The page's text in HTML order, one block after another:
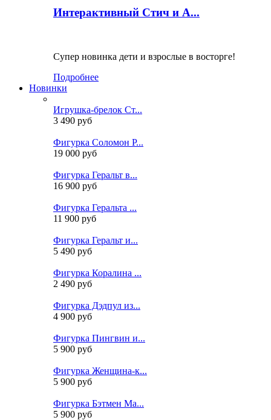
Интерактивный Стич и А...
Супер новинка дети и взрослые в восторге!
Подробнее
Новинки
Игрушка-брелок Ст...
3 490 руб
Фигурка Соломон Р...
19 000 руб
Фигурка Геральт в...
16 900 руб
Фигурка Геральта ...
11 900 руб
Фигурка Геральт и...
5 490 руб
Фигурка Коралина ...
2 490 руб
Фигурка Дэдпул из...
4 900 руб
Фигурка Пингвин и...
5 900 руб
Фигурка Женщина-к...
5 900 руб
Фигурка Бэтмен Ма...
5 900 руб